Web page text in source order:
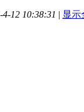
12 10:38:31 | 显示